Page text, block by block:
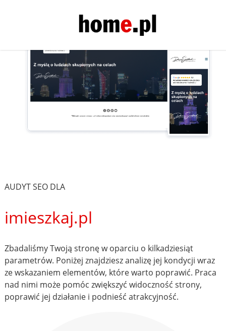
AUDYT SEO DLA
imieszkaj.pl
Zbadaliśmy Twoją stronę w oparciu o kilkadziesiąt
parametrów. Poniżej znajdziesz analizę jej kondycji wraz
ze wskazaniem elementów, które warto poprawić. Praca
nad nimi może pomóc zwiększyć widoczność strony,
poprawić jej działanie i podnieść atrakcyjność.